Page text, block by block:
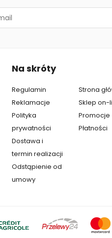
Na skróty
Regulamin
Reklamacje
Polityka
prywatności
Dostawa i
termin realizacji
Odstąpienie od
umowy
Strona
Sklep on-
Promocje
Płatności